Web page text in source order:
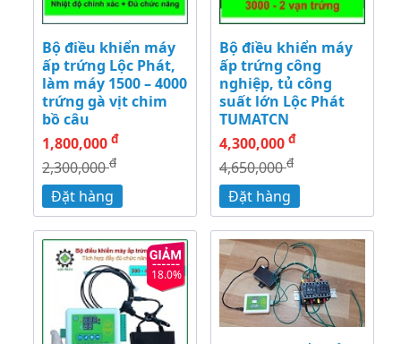
Bộ điều khiển máy
ấp trứng Lộc Phát,
làm máy 1500 – 4000
trứng gà vịt chim
bồ câu
1,800,000 đ
2,300,000đ
Đặt hàng
Bộ điều khiển máy
ấp trứng công
nghiệp, tủ công
suất lớn Lộc Phát
TUMATCN
4,300,000 đ
4,650,000đ
Đặt hàng
18.0%